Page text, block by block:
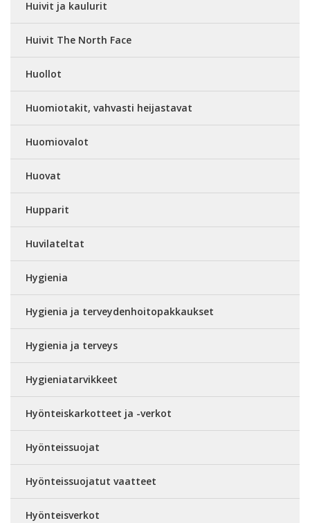
Huivit ja kaulurit
Huivit The North Face
Huollot
Huomiotakit, vahvasti heijastavat
Huomiovalot
Huovat
Hupparit
Huvilateltat
Hygienia
Hygienia ja terveydenhoitopakkaukset
Hygienia ja terveys
Hygieniatarvikkeet
Hyönteiskarkotteet ja -verkot
Hyönteissuojat
Hyönteissuojatut vaatteet
Hyönteisverkot